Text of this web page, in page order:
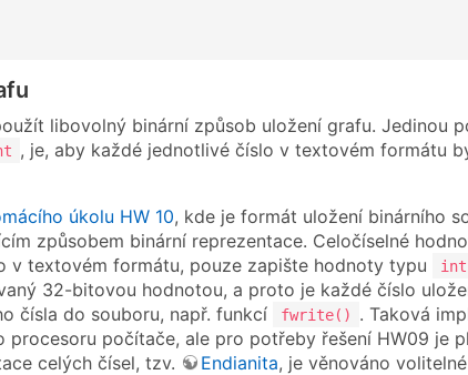
libovolný binární způsob uložení grafu. Jedinou
, je, aby každé jednotlivé číslo v textovém formátu
úkolu HW 10, kde je formát uložení binárního
způsobem binární reprezentace. Celočíselné
v textovém formátu, pouze zapište hodnoty typu
int
32-bitovou hodnotou, a proto je každé číslo
čísla do souboru, např. funkcí
fwrite()
. Taková
procesoru počítače, ale pro potřeby řešení HW09 je
celých čísel, tzv.
Endianita, je věnováno